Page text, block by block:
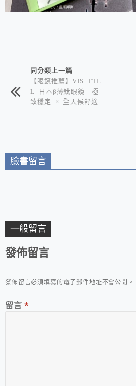
相連文章同分類上一篇
【眼鏡推薦】VIS TTL
L 日本β薄鈦眼鏡｜極
致穩定 × 全天候舒適
臉書留言
一般留言
發佈留言
發佈留言必須填寫的電子郵件地址不會公開。
留言 *